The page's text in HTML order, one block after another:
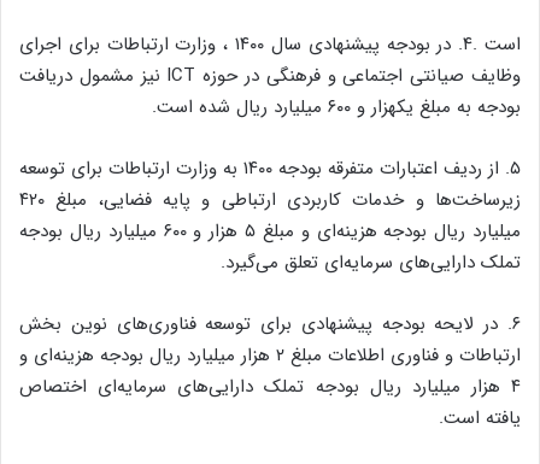
است .۴. در بودجه پیشنهادی سال ۱۴۰۰ ، وزارت ارتباطات برای اجرای
وظایف صیانتی اجتماعی و فرهنگی در حوزه ICT نیز مشمول دریافت
بودجه به مبلغ یکهزار و ۶۰۰ میلیارد ریال شده است.
۵. از ردیف اعتبارات متفرقه بودجه ۱۴۰۰ به وزارت ارتباطات برای توسعه
زیرساخت‌ها و خدمات کاربردی ارتباطی و پایه فضایی، مبلغ ۴۲۰
میلیارد ریال بودجه هزینه‌ای و مبلغ ۵ هزار و ۶۰۰ میلیارد ریال بودجه
تملک دارایی‌های سرمایه‌ای تعلق می‌گیرد.
۶. در لایحه بودجه پیشنهادی برای توسعه فناوری‌های نوین بخش
ارتباطات و فناوری اطلاعات مبلغ ۲ هزار میلیارد ریال بودجه هزینه‌ای و
۴ هزار میلیارد ریال بودجه تملک دارایی‌های سرمایه‌ای اختصاص
یافته است.